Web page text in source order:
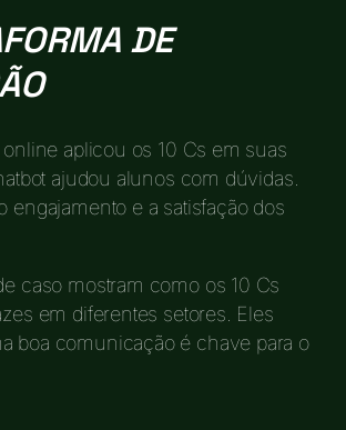
DE
aplicou os 10 Cs em suas
ajudou alunos com dúvidas.
engajamento e a satisfação dos
caso mostram como os 10 Cs
em diferentes setores. Eles
boa comunicação é chave para o